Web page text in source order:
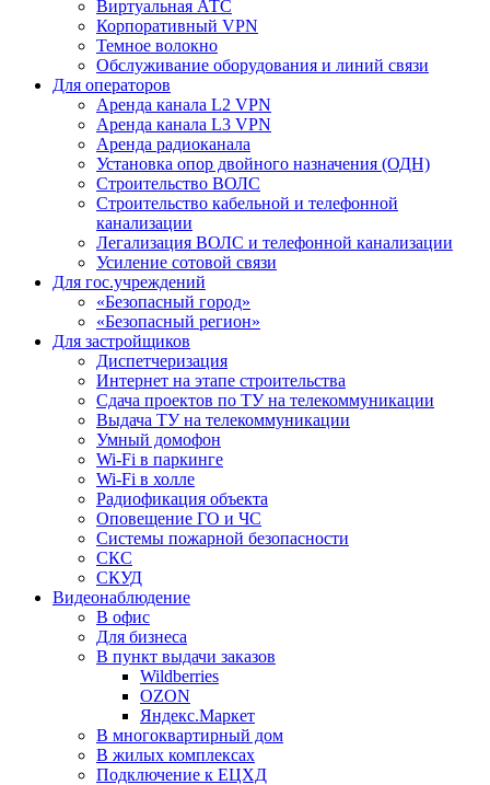
Виртуальная АТС
Корпоративный VPN
Темное волокно
Обслуживание оборудования и линий связи
Для операторов
Аренда канала L2 VPN
Аренда канала L3 VPN
Аренда радиоканала
Установка опор двойного назначения (ОДН)
Строительство ВОЛС
Строительство кабельной и телефонной
канализации
Легализация ВОЛС и телефонной канализации
Усиление сотовой связи
Для гос.учреждений
«Безопасный город»
«Безопасный регион»
Для застройщиков
Диспетчеризация
Интернет на этапе строительства
Сдача проектов по ТУ на телекоммуникации
Выдача ТУ на телекоммуникации
Умный домофон
Wi-Fi в паркинге
Wi-Fi в холле
Радиофикация объекта
Оповещение ГО и ЧС
Системы пожарной безопасности
СКС
СКУД
Видеонаблюдение
В офис
Для бизнеса
В пункт выдачи заказов
Wildberries
OZON
Яндекс.Маркет
В многоквартирный дом
В жилых комплексах
Подключение к ЕЦХД